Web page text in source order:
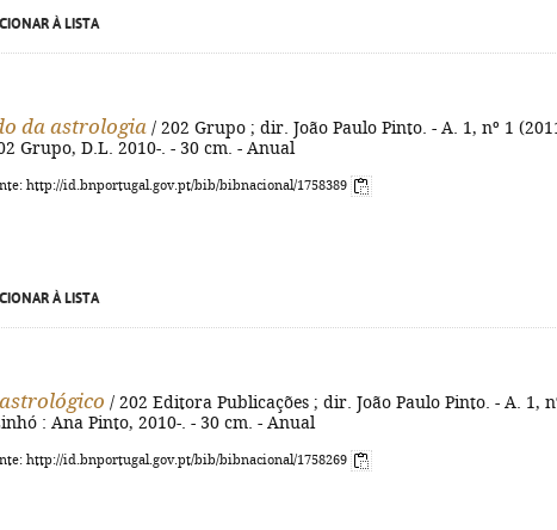
À LISTA
da astrologia / 202 Grupo ; dir. João Paulo Pinto. - A. 1, nº 1
Grupo, D.L. 2010-. - 30 cm. - Anual
http://id.bnportugal.gov.pt/bib/bibnacional/1758389
À LISTA
/ 202 Editora Publicações ; dir. João Paulo Pinto. - A. 1,
: Ana Pinto, 2010-. - 30 cm. - Anual
http://id.bnportugal.gov.pt/bib/bibnacional/1758269